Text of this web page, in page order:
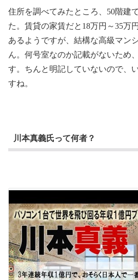
住所を調べてみたところ、50階建
た。賃貸の家賃だと18万円～35万
あるようですが、結構な高級マン
ん。何号室なのか記載がないため
す。ちんと明記していないので、
すね。
川本真義氏って何者？